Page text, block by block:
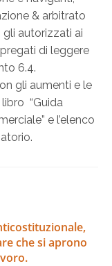
& arbitrato
autorizzati ai
di leggere
6.4.
gli aumenti e le
“Guida
e l’elenco
che si aprono